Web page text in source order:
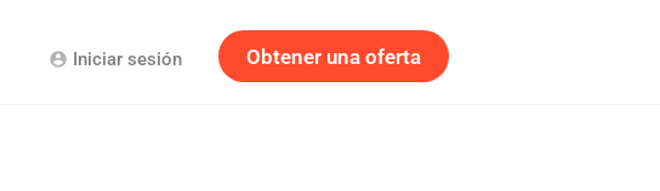
Obtener una oferta
account_circle Iniciar sesión